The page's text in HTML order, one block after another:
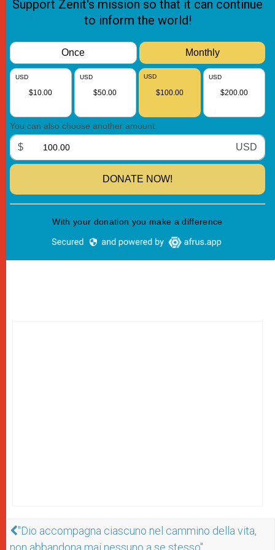
"Dio accompagna ciascuno nel cammino della vita,
non abbandona mai nessuno a se stesso"